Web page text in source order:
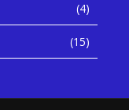
(4)
(15)